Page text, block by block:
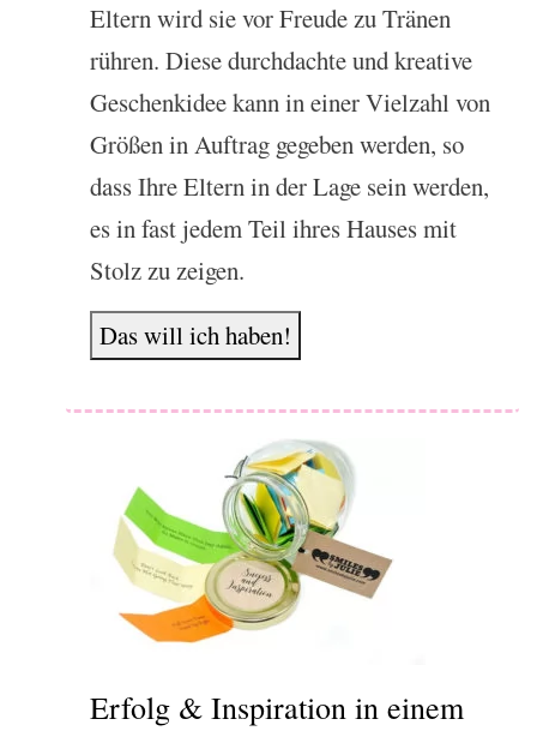
Eltern wird sie vor Freude zu Tränen
rühren. Diese durchdachte und kreative
Geschenkidee kann in einer Vielzahl von
Größen in Auftrag gegeben werden, so
dass Ihre Eltern in der Lage sein werden,
es in fast jedem Teil ihres Hauses mit
Stolz zu zeigen.
Das will ich haben!
Erfolg & Inspiration in einem